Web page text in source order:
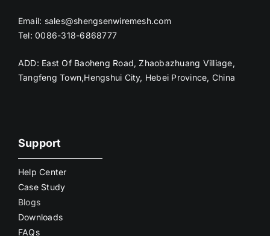
Email: sales@shengsenwiremesh.com
Tel: 0086-318-6868777
ADD: East Of Baoheng Road, Zhaobazhuang Villiage,
Tangfeng Town,Hengshui City, Hebei Province, China
Support
Help Center
Case Study
Blogs
Downloads
FAQs